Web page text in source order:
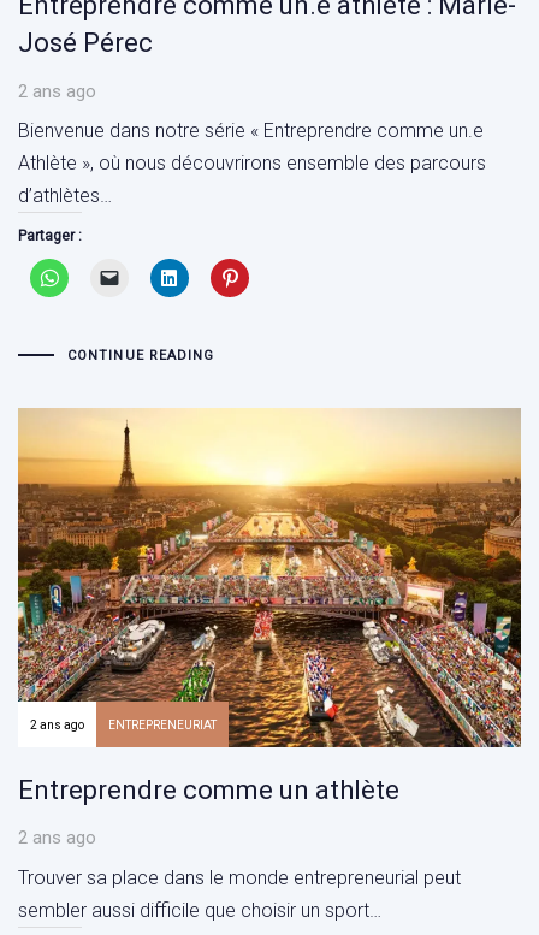
José Pérec
2 ans ago
Bienvenue dans notre série « Entreprendre comme un.e
Athlète », où nous découvrirons ensemble des parcours
d’athlètes…
Partager :
CONTINUE READING
2 ans ago ENTREPRENEURIAT
Entreprendre comme un athlète
2 ans ago
Trouver sa place dans le monde entrepreneurial peut
sembler aussi difficile que choisir un sport…